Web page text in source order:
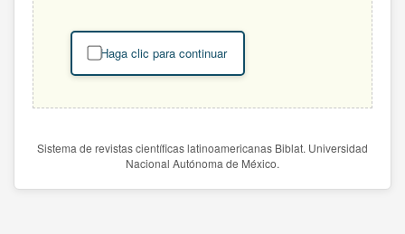
Haga clic para continuar
Sistema de revistas científicas latinoamericanas Biblat. Universidad
Nacional Autónoma de México.